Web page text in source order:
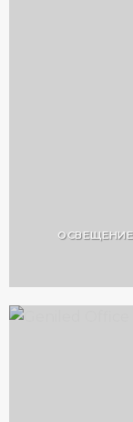
ОСВЕЩЕНИЕ